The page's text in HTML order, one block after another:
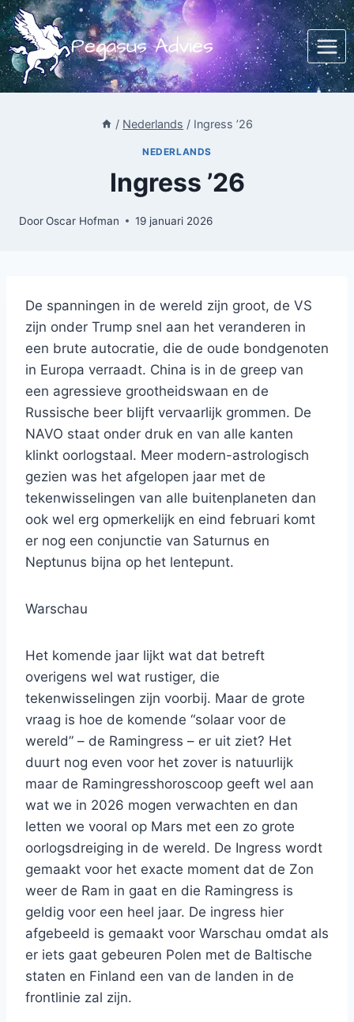
Doorgaan
naar
inhoud
Pegasus Advies
/ Nederlands / Ingress ’26
NEDERLANDS
Ingress ’26
DoorOscar Hofman 19 januari 2026
De spanningen in de wereld zijn groot, de VS
zijn onder Trump snel aan het veranderen in
een brute autocratie, die de oude bondgenoten
in Europa verraadt. China is in de greep van
een agressieve grootheidswaan en de
Russische beer blijft vervaarlijk grommen. De
NAVO staat onder druk en van alle kanten
klinkt oorlogstaal. Meer modern-astrologisch
gezien was het afgelopen jaar met de
tekenwisselingen van alle buitenplaneten dan
ook wel erg opmerkelijk en eind februari komt
er nog een conjunctie van Saturnus en
Neptunus bijna op het lentepunt.
Warschau
Het komende jaar lijkt wat dat betreft
overigens wel wat rustiger, die
tekenwisselingen zijn voorbij. Maar de grote
vraag is hoe de komende “solaar voor de
wereld” – de Ramingress – er uit ziet? Het
duurt nog even voor het zover is natuurlijk
maar de Ramingresshoroscoop geeft wel aan
wat we in 2026 mogen verwachten en dan
letten we vooral op Mars met een zo grote
oorlogsdreiging in de wereld. De Ingress wordt
gemaakt voor het exacte moment dat de Zon
weer de Ram in gaat en die Ramingress is
geldig voor een heel jaar. De ingress hier
afgebeeld is gemaakt voor Warschau omdat als
er iets gaat gebeuren Polen met de Baltische
staten en Finland een van de landen in de
frontlinie zal zijn.